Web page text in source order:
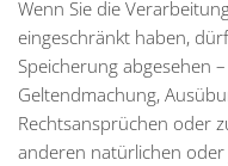
Wenn Sie die
eingeschränkt haben,
Speicherung abgesehen
Geltendmachung,
Rechtsansprüchen oder
anderen natürlichen